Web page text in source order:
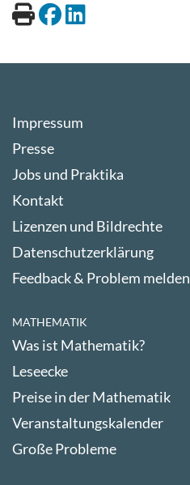
Impressum
Presse
Jobs und Praktika
Kontakt
Lizenzen und Bildrechte
Datenschutzerklärung
Feedback & Problem melden
MATHEMATIK
Was ist Mathematik?
Leseecke
Preise in der Mathematik
Veranstaltungskalender
Große Probleme